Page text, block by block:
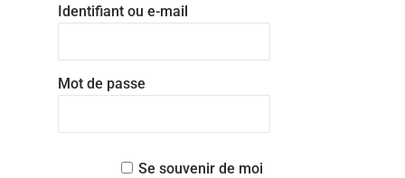
Identifiant ou e-mail
Mot de passe
Se souvenir de moi